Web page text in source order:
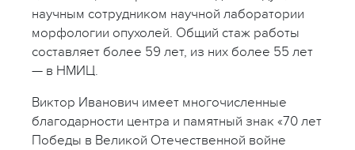
научным сотрудником научной лаборатории
морфологии опухолей. Общий стаж работы
составляет более 59 лет, из них более 55 лет
— в НМИЦ.
Виктор Иванович имеет многочисленные
благодарности центра и памятный знак «70 лет
Победы в Великой Отечественной войне